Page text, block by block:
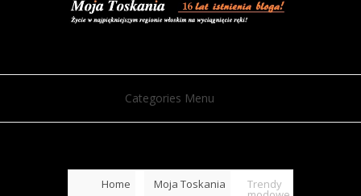
Categories Menu
Home Moja Toskania Trendy